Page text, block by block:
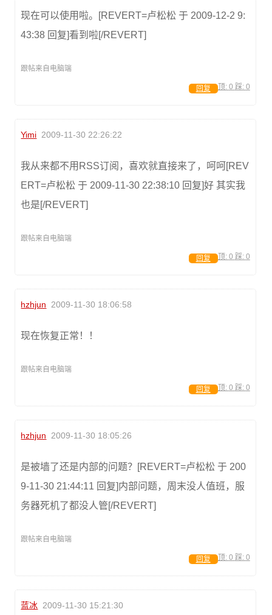
现在可以使用啦。[REVERT=卢松松 于 2009-12-2 9:
43:38 回复]看到啦[/REVERT]
跟帖来自电脑端
顶: 0 踩: 0
回复
Yimi 2009-11-30 22:26:22
我从来都不用RSS订阅，喜欢就直接来了，呵呵[REV
ERT=卢松松 于 2009-11-30 22:38:10 回复]好 其实我
也是[/REVERT]
跟帖来自电脑端
顶: 0 踩: 0
回复
hzhjun 2009-11-30 18:06:58
现在恢复正常！！
跟帖来自电脑端
顶: 0 踩: 0
回复
hzhjun 2009-11-30 18:05:26
是被墙了还是内部的问题？[REVERT=卢松松 于 200
9-11-30 21:44:11 回复]内部问题，周末没人值班，服
务器死机了都没人管[/REVERT]
跟帖来自电脑端
顶: 0 踩: 0
回复
蓝冰 2009-11-30 15:21:30